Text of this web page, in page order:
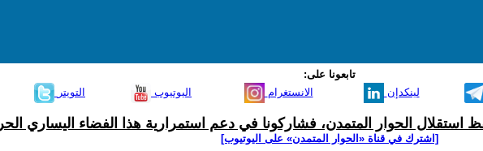
تابعونا على:
التويتر اليوتيوب الانستغرام لينكدإن
استقلال الحوار المتمدن، فشاركونا في دعم استمرارية هذا الفضاء اليساري الحر
[اشترك في قناة ‫«الحوار المتمدن» على اليوتيوب]